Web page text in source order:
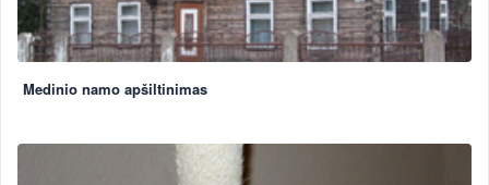
Medinio namo apšiltinimas